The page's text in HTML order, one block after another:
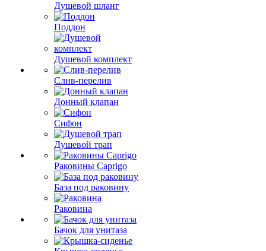
Душевой шланг
Поддон
Душевой комплект
Слив-перелив
Донный клапан
Сифон
Душевой трап
Раковины Caprigo
База под раковину
Раковина
Бачок для унитаза